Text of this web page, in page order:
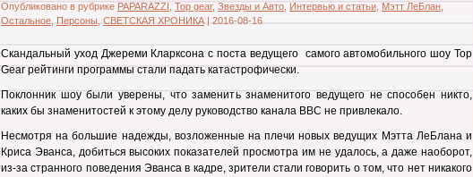
Опубликовано в рубрике PAPARAZZI Top gear, Звезды и Авто Интервью и статьи Мэтт ЛеБлан
Остальное Персоны СВЕТСКАЯ ХРОНИКА | 2016-08-16
Скандальный уход Джереми Кларксона с поста ведущего самого автомобильного шоу Top
Gear рейтинги программы стали падать катастрофически.
Поклонник шоу были уверены, что заменить знаменитого ведущего не способен никто,
каких бы знаменитостей к этому делу руководство канала ВВС не привлекало.
Несмотря на большие надежды, возложенные на плечи новых ведущих Мэтта ЛеБлана и
Криса Эванса, добиться высоких показателей просмотра им не удалось, а даже наоборот,
из-за странного поведения Эванса в кадре, зрители стали говорить о том, что нет никакого